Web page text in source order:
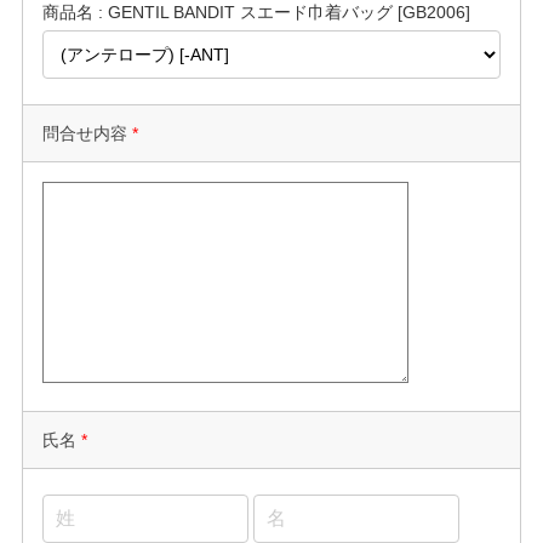
商品名 : GENTIL BANDIT スエード巾着バッグ [GB2006]
問合せ内容 *
氏名 *